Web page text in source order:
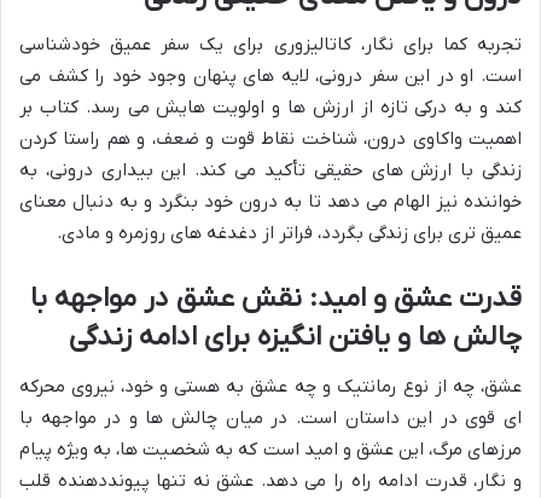
تجربه کما برای نگار، کاتالیزوری برای یک سفر عمیق خودشناسی
است. او در این سفر درونی، لایه های پنهان وجود خود را کشف می
کند و به درکی تازه از ارزش ها و اولویت هایش می رسد. کتاب بر
اهمیت واکاوی درون، شناخت نقاط قوت و ضعف، و هم راستا کردن
زندگی با ارزش های حقیقی تأکید می کند. این بیداری درونی، به
خواننده نیز الهام می دهد تا به درون خود بنگرد و به دنبال معنای
عمیق تری برای زندگی بگردد، فراتر از دغدغه های روزمره و مادی.
قدرت عشق و امید: نقش عشق در مواجهه با
چالش ها و یافتن انگیزه برای ادامه زندگی
عشق، چه از نوع رمانتیک و چه عشق به هستی و خود، نیروی محرکه
ای قوی در این داستان است. در میان چالش ها و در مواجهه با
مرزهای مرگ، این عشق و امید است که به شخصیت ها، به ویژه پیام
و نگار، قدرت ادامه راه را می دهد. عشق نه تنها پیونددهنده قلب